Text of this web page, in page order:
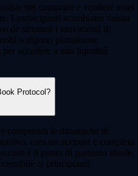
nel comprare e vendere asset
I partecipanti scambiano valuta
de sfruttare i movimenti di
scelgono piattaforme
accedere a una liquidità
Protocol?
comprendi le dinamiche di
crea un account e completa
è il punto di partenza ideale,
ai principianti.